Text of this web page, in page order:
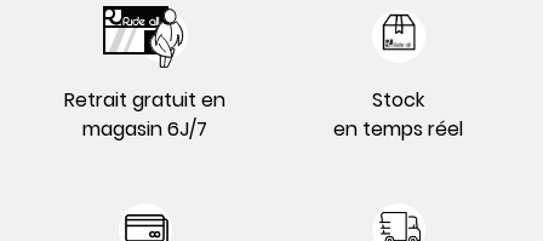
Retrait gratuit en
magasin 6J/7
Stock
en temps réel